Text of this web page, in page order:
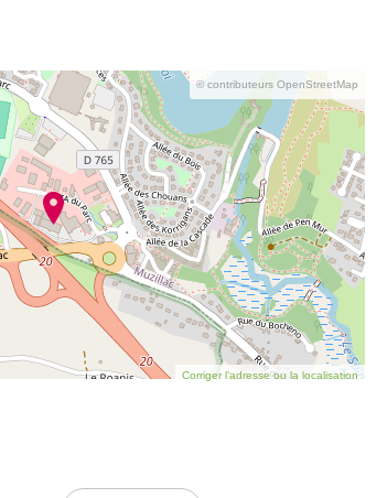
© contributeurs OpenStreetMap
Corriger l’adresse ou la localisation